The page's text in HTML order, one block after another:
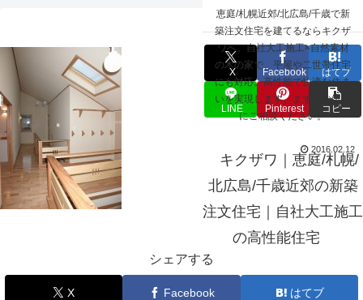
恵庭/札幌近郊/北広島/千歳で新
築注文住宅を建てるならキクザ
ワへ。自社大工施工×自然素材
の木の家で、平屋や二世帯住宅
にも対応。高性能で快適な住ま
いを実現します。まずはお気軽
にご相談ください。
キクザワ｜恵庭/札幌/
北広島/千歳近郊の新築
注文住宅｜自社大工施工
の高性能住宅
☰
hall_003
X Facebook はてブ
LINE Pinterest コピー
2016.02.12
シェアする
X Facebook はてブ